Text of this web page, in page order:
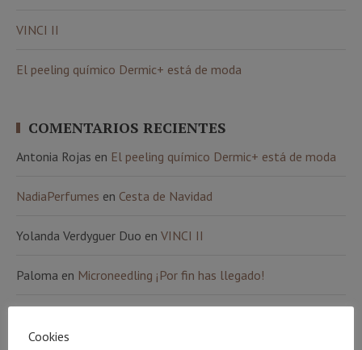
VINCI II
El peeling químico Dermic+ está de moda
COMENTARIOS RECIENTES
Antonia Rojas en El peeling químico Dermic+ está de moda
NadiaPerfumes en Cesta de Navidad
Yolanda Verdyguer Duo en VINCI II
Paloma en Microneedling ¡Por fin has llegado!
Cookies